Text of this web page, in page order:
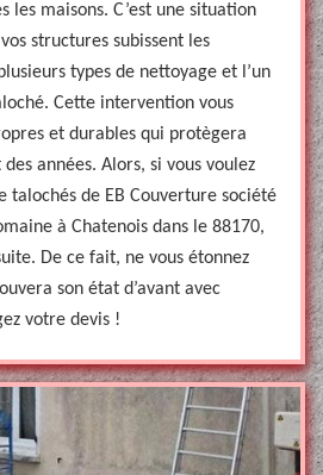
les maisons. C’est une situation
structures subissent les
types de nettoyage et l’un
Cette intervention vous
et durables qui protègera
années. Alors, si vous voulez
talochés de EB Couverture société
à Chatenois dans le 88170,
De ce fait, ne vous étonnez
son état d’avant avec
votre devis !